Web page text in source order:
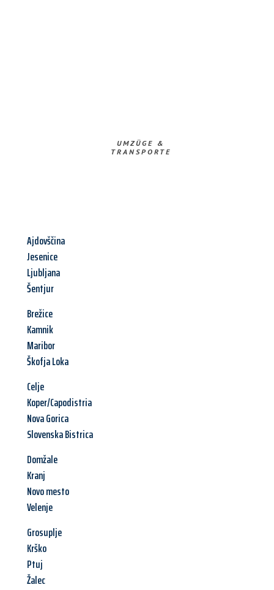
UMZÜGE &
TRANSPORTE
Ajdovščina
Jesenice
Ljubljana
Šentjur
Brežice
Kamnik
Maribor
Škofja Loka
Celje
Koper/Capodistria
Nova Gorica
Slovenska Bistrica
Domžale
Kranj
Novo mesto
Velenje
Grosuplje
Krško
Ptuj
Žalec